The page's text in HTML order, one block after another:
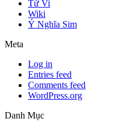
Tử Vi
Wiki
Ý Nghĩa Sim
Meta
Log in
Entries feed
Comments feed
WordPress.org
Danh Mục